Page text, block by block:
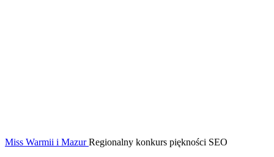
Miss Warmii i Mazur Regionalny konkurs piękności SEO